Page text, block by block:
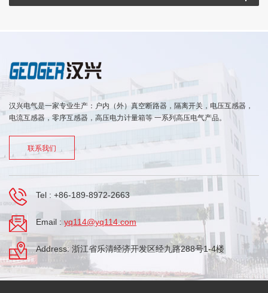
汉兴电气是一家专业生产：户内（外）真空断路器，隔离开关，电压互感器，
电流互感器，零序互感器，高压电力计量箱等 一系列高压电气产品。
联系我们
Tel : +86-189-8972-2663
Email : yq114@yq114.com
Address: 浙江省乐清经济开发区经九路288号1-4楼